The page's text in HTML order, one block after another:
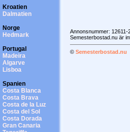
Kroatien
Dalmatien
Norge
Hedmark
Portugal
Madeira
Algarve
Lisboa
Spanien
Costa Blanca
Costa Brava
Costa de la Luz
Costa del Sol
Costa Dorada
Gran Canaria
Annonsnummer: 12611-
Semesterbostad.nu är
© Semesterbostad.nu